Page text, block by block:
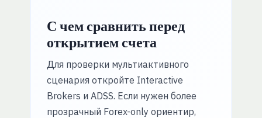
С чем сравнить перед
открытием счета
Для проверки мультиактивного
сценария откройте Interactive
Brokers и ADSS. Если нужен более
прозрачный Forex-only ориентир,